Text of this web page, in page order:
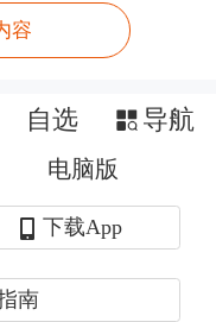
股、长单锁
，宁德时代对
。双方围绕锂
术共研—产能
闭环，是行业
容
自选 导航
电脑版
下载App
南